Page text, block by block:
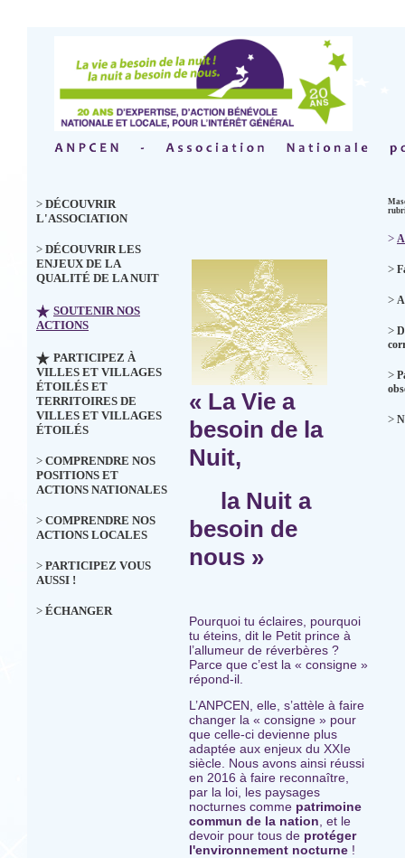
> DÉCOUVRIR
L'ASSOCIATION
> DÉCOUVRIR LES
ENJEUX DE LA
QUALITÉ DE LA NUIT
SOUTENIR NOS
ACTIONS
PARTICIPEZ À
VILLES ET VILLAGES
ÉTOILÉS ET
TERRITOIRES DE
VILLES ET VILLAGES
ÉTOILÉS
> COMPRENDRE NOS
POSITIONS ET
ACTIONS NATIONALES
> COMPRENDRE NOS
ACTIONS LOCALES
> PARTICIPEZ VOUS
AUSSI !
> ÉCHANGER
« La Vie a
besoin de la
Nuit,
la Nuit a
besoin de
nous »
Pourquoi tu éclaires, pourquoi
tu éteins, dit le Petit prince à
l’allumeur de réverbères ?
Parce que c’est la « consigne »
répond-il.
L’ANPCEN, elle, s’attèle à faire
changer la « consigne » pour
que celle-ci devienne plus
adaptée aux enjeux du XXIe
siècle. Nous avons ainsi réussi
en 2016 à faire reconnaître,
par la loi, les paysages
nocturnes comme patrimoine
commun de la nation , et le
devoir pour tous de protéger
l'environnement nocturne !
>
>
>
>
>
>